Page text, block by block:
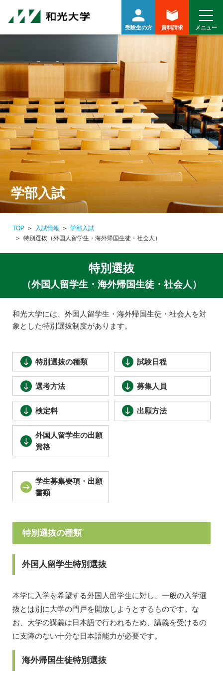
受験生の方 資料請求
学部入試
TOP 入試情報
学部入試
特別選抜（外国人留学生・海外帰国生徒・社会人）
特別選抜
（外国人留学生・海外帰国生徒・社会人）
和光大学には、外国人留学生・海外帰国生徒・社会人を対
象とした特別選抜制度があります。
特別選抜の種類 試験日程
選考方法 募集人員
検定料 出願方法
外国人留学生の出願
資格
学生募集要項・出願
書類
特別選抜の種類
外国人留学生特別選抜
本学に入学を希望する外国人留学生に対し、一般の入学選
抜とは別に大学の門戸を開放しようとするものです。な
お、大学の講義は日本語で行われるため、講義を受けるの
に支障のない十分な日本語能力が必要です。
海外帰国生徒特別選抜